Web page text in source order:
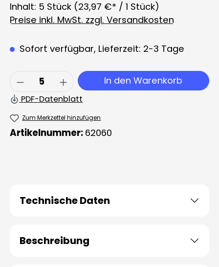
Inhalt: 5 Stück (23,97 €* / 1 Stück)
Preise inkl. MwSt. zzgl. Versandkosten
Sofort verfügbar, Lieferzeit: 2-3 Tage
Produkt Anzahl: Gib den
In den Warenkorb
PDF-Datenblatt
Zum Merkzettel hinzufügen
Artikelnummer: 62060
Technische Daten
Beschreibung